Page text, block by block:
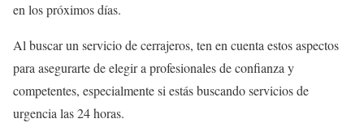
en los próximos días.
Al buscar un servicio de cerrajeros, ten en cuenta estos aspectos
para asegurarte de elegir a profesionales de confianza y
competentes, especialmente si estás buscando servicios de
urgencia las 24 horas.